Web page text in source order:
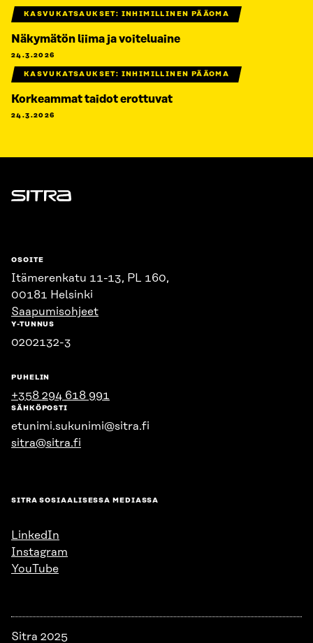
KASVUKATSAUKSET: INHIMILLINEN PÄÄOMA
Näkymätön liima ja voiteluaine
24.3.2026
KASVUKATSAUKSET: INHIMILLINEN PÄÄOMA
Korkeammat taidot erottuvat
24.3.2026
Sitra
OSOITE
Itämerenkatu 11-13, PL 160,
00181 Helsinki
Saapumisohjeet
Y-TUNNUS
0202132-3
PUHELIN
+358 294 618 991
SÄHKÖPOSTI
etunimi.sukunimi@sitra.fi
sitra@sitra.fi
SITRA SOSIAALISESSA MEDIASSA
LinkedIn
Instagram
YouTube
Sitra 2025